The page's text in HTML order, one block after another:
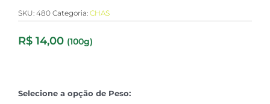
SKU: 480 Categoria: CHAS
R$ 14,00 (100g)
Selecione a opção de Peso: